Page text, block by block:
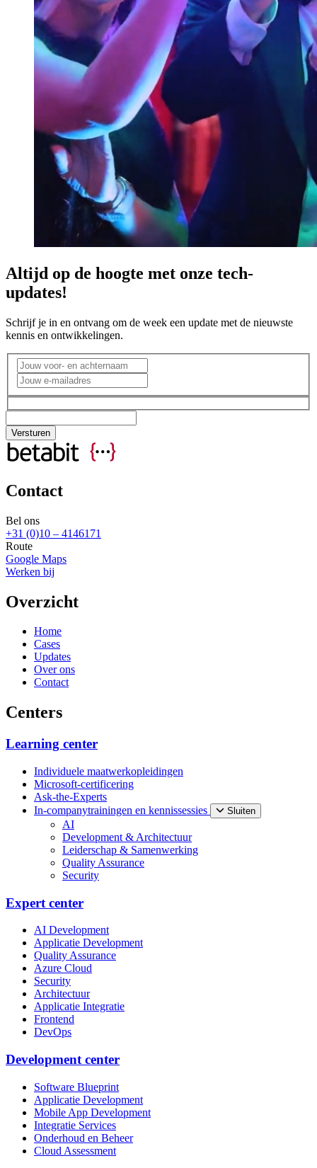
Altijd op de hoogte met onze tech-
updates!
Schrijf je in en ontvang om de week een update met de nieuwste
kennis en ontwikkelingen.
Contact
Bel ons
+31 (0)10 – 4146171
Route
Google Maps
Werken bij
Overzicht
Home
Cases
Updates
Over ons
Contact
Centers
Learning center
Individuele maatwerkopleidingen
Microsoft-certificering
Ask-the-Experts
In-companytrainingen en kennissessies
Sluiten
AI
Development & Architectuur
Leiderschap & Samenwerking
Quality Assurance
Security
Expert center
AI Development
Applicatie Development
Quality Assurance
Azure Cloud
Security
Architectuur
Applicatie Integratie
Frontend
DevOps
Development center
Software Blueprint
Applicatie Development
Mobile App Development
Integratie Services
Onderhoud en Beheer
Cloud Assessment